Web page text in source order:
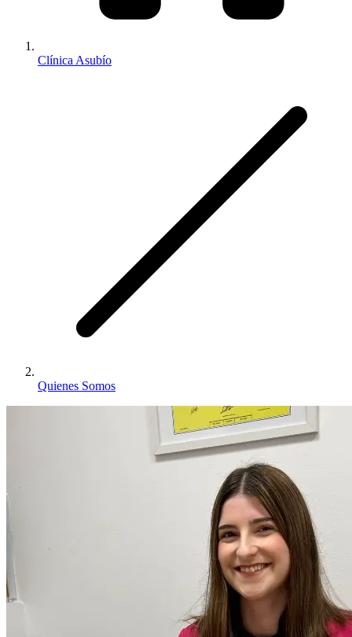
Clínica Asubío
Quienes Somos